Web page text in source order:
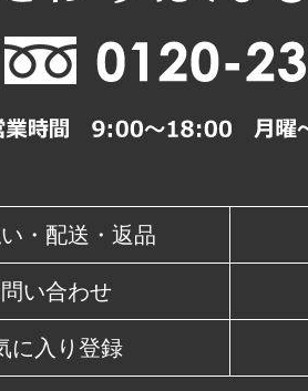
25 26 27 29
・配送・返品
い合わせ
に入り登録